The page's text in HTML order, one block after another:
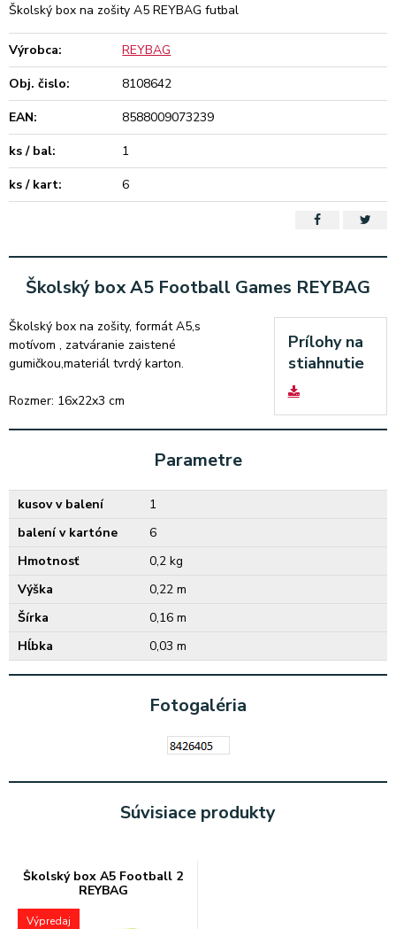
Školský box na zošity A5 REYBAG futbal
Výrobca:
REYBAG
Obj. čislo:
8108642
EAN:
8588009073239
ks / bal:
1
ks / kart:
6
Školský box A5 Football Games REYBAG
Prílohy na
stiahnutie
Školský box na zošity, formát A5,s
motívom , zatváranie zaistené
gumičkou,materiál tvrdý karton.
Rozmer: 16x22x3 cm
Parametre
kusov v balení
1
balení v kartóne
6
Hmotnosť
0,2 kg
Výška
0,22 m
Šírka
0,16 m
Hĺbka
0,03 m
Fotogaléria
Súvisiace produkty
Školský box A5 Football 2
REYBAG
Výpredaj